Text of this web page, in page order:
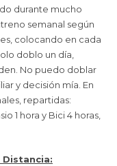
durante mucho
semanal según
colocando en cada
doblo un día,
No puedo doblar
y decisión mía. En
repartidas:
1 hora y Bici 4 horas,
Distancia: